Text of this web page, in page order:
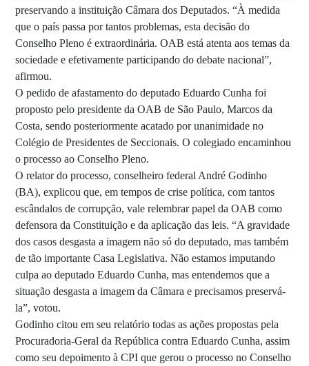
preservando a instituição Câmara dos Deputados. “À medida
que o país passa por tantos problemas, esta decisão do
Conselho Pleno é extraordinária. OAB está atenta aos temas da
sociedade e efetivamente participando do debate nacional”,
afirmou.
O pedido de afastamento do deputado Eduardo Cunha foi
proposto pelo presidente da OAB de São Paulo, Marcos da
Costa, sendo posteriormente acatado por unanimidade no
Colégio de Presidentes de Seccionais. O colegiado encaminhou
o processo ao Conselho Pleno.
O relator do processo, conselheiro federal André Godinho
(BA), explicou que, em tempos de crise política, com tantos
escândalos de corrupção, vale relembrar papel da OAB como
defensora da Constituição e da aplicação das leis. “A gravidade
dos casos desgasta a imagem não só do deputado, mas também
de tão importante Casa Legislativa. Não estamos imputando
culpa ao deputado Eduardo Cunha, mas entendemos que a
situação desgasta a imagem da Câmara e precisamos preservá-
la”, votou.
Godinho citou em seu relatório todas as ações propostas pela
Procuradoria-Geral da República contra Eduardo Cunha, assim
como seu depoimento à CPI que gerou o processo no Conselho